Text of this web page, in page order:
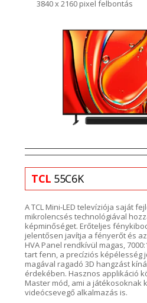
3840 x 2160 pixel felbontás
TCL 55C6K
A TCL Mini-LEDtelevíziója saját
mikrolencsés technológiával
képminőséget. Erőteljes
jelentősen javítja a fényerőt és
HVA Panel rendkívül magas,
tart fenn, a precíziós képélesség
magával ragadó 3D hangzást
érdekében. Hasznos applikáció
Master mód, ami a játékosoknak
videócsevegő alkalmazás is.